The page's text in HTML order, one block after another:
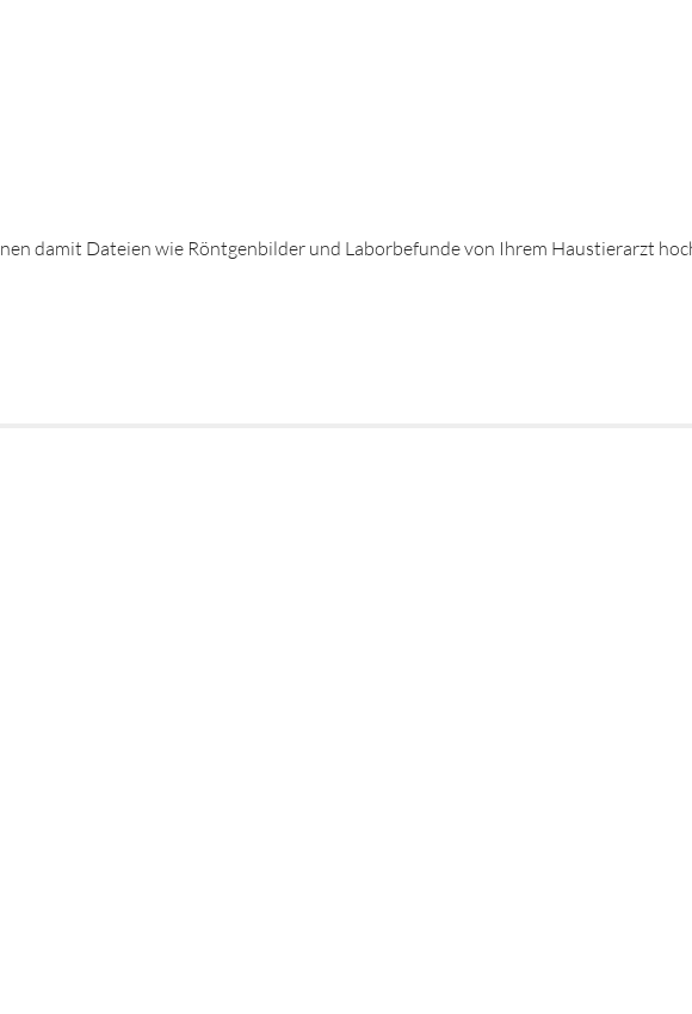
damit Dateien wie Röntgenbilder und Laborbefunde von Ihrem Haustierarzt